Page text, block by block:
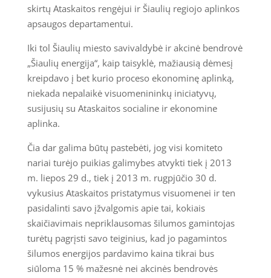
skirtų Ataskaitos rengėjui ir Šiaulių regiojo aplinkos
apsaugos departamentui.
Iki tol Šiaulių miesto savivaldybė ir akcinė bendrovė
„Šiaulių energija“, kaip taisyklė, mažiausią dėmesį
kreipdavo į bet kurio proceso ekonominę aplinką,
niekada nepalaikė visuomenininkų iniciatyvų,
susijusių su Ataskaitos socialine ir ekonomine
aplinka.
Čia dar galima būtų pastebėti, jog visi komiteto
nariai turėjo puikias galimybes atvykti tiek į 2013
m. liepos 29 d., tiek į 2013 m. rugpjūčio 30 d.
vykusius Ataskaitos pristatymus visuomenei ir ten
pasidalinti savo įžvalgomis apie tai, kokiais
skaičiavimais nepriklausomas šilumos gamintojas
turėtų pagrįsti savo teiginius, kad jo pagamintos
šilumos energijos pardavimo kaina tikrai bus
siūloma 15 % mažesnė nei akcinės bendrovės